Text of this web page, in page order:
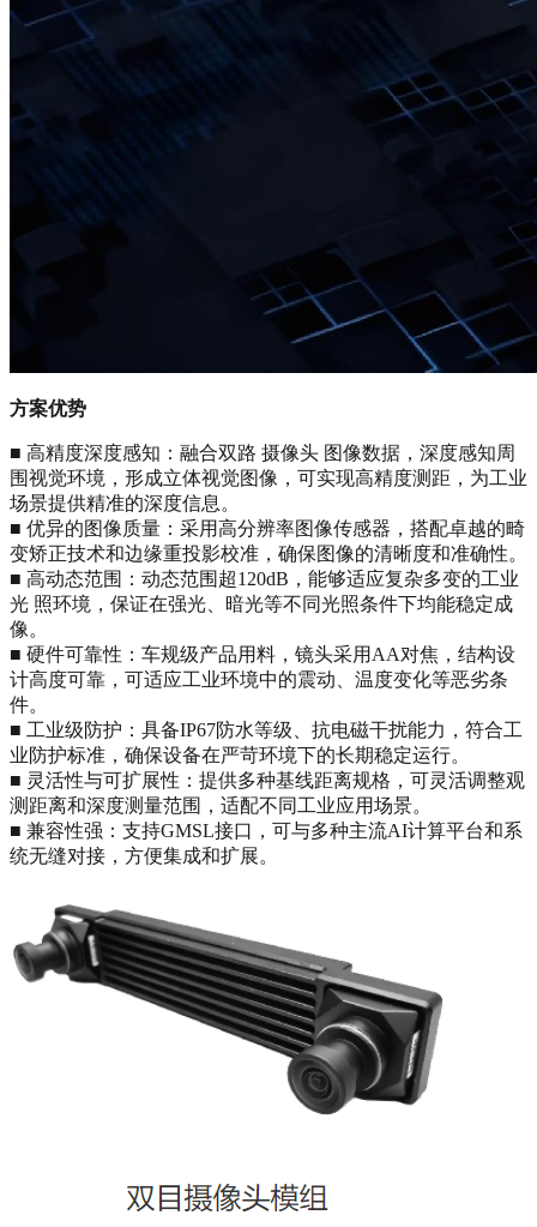
方案优势
■ 高精度深度感知：融合双路 摄像头 图像数据，深度感知周
围视觉环境，形成立体视觉图像，可实现高精度测距，为工业
场景提供精准的深度信息。
■ 优异的图像质量：采用高分辨率图像传感器，搭配卓越的畸
变矫正技术和边缘重投影校准，确保图像的清晰度和准确性。
■ 高动态范围：动态范围超120dB，能够适应复杂多变的工业
光 照环境，保证在强光、暗光等不同光照条件下均能稳定成
像。
■ 硬件可靠性：车规级产品用料，镜头采用AA对焦，结构设
计高度可靠，可适应工业环境中的震动、温度变化等恶劣条
件。
■ 工业级防护：具备IP67防水等级、抗电磁干扰能力，符合工
业防护标准，确保设备在严苛环境下的长期稳定运行。
■ 灵活性与可扩展性：提供多种基线距离规格，可灵活调整观
测距离和深度测量范围，适配不同工业应用场景。
■ 兼容性强：支持GMSL接口，可与多种主流AI计算平台和系
统无缝对接，方便集成和扩展。